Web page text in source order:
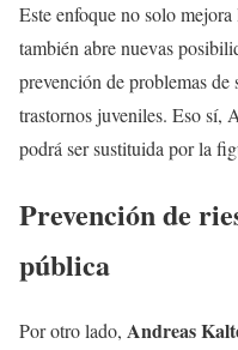
Este enfoque no solo
también abre nuevas
prevención de problemas
trastornos juveniles. Eso sí,
podrá ser sustituida por la
Prevención de
pública
Por otro lado, Andreas